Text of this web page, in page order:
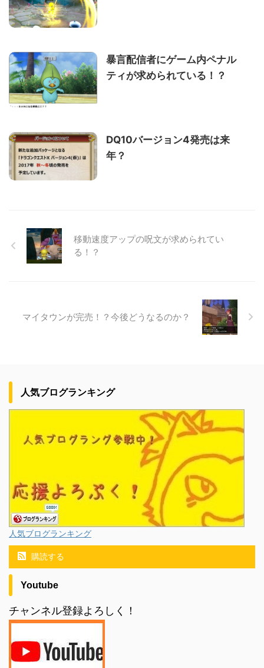
暴言配信者にゲーム内ペナル
ティが求められている！？
DQ10バージョン4発売は来
年？
移動速度アップの呪文が求められてい
る！？
マイタウンが完売！？今後どうなるのか？
人気ブログランキング
人気ブログランキング
購読する
Youtube
チャンネル登録よろしく！